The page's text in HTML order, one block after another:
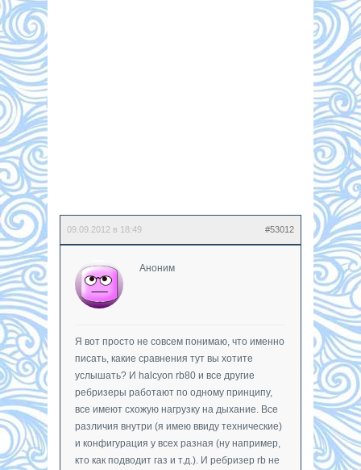
09.09.2012 в 18:49 #53012
Аноним
Я вот просто не совсем понимаю, что именно
писать, какие сравнения тут вы хотите
услышать? И halcyon rb80 и все другие
ребризеры работают по одному принципу,
все имеют схожую нагрузку на дыхание. Все
различия внутри (я имею ввиду технические)
и конфигурация у всех разная (ну например,
кто как подводит газ и т.д.). И ребризер rb не